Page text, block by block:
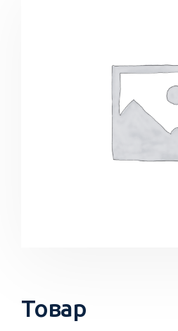
Товар